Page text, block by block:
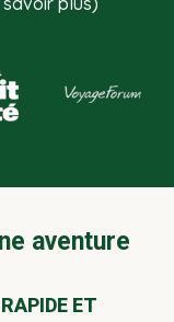
aventure
ET